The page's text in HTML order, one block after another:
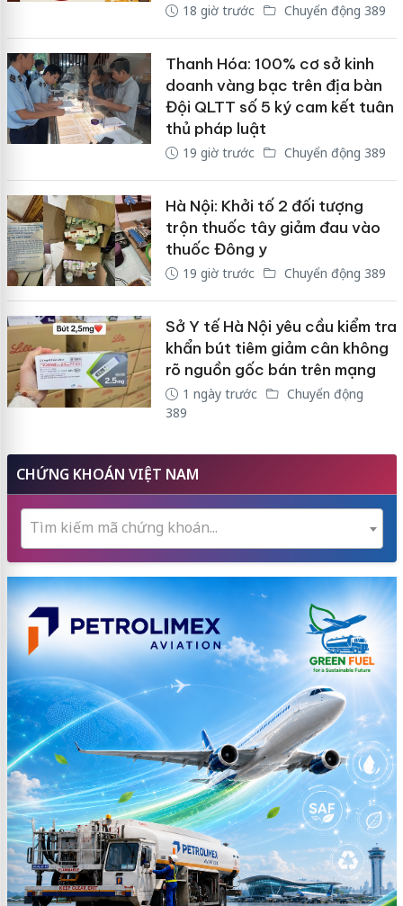
18 giờ trước Chuyển động 389
Thanh Hóa: 100% cơ sở kinh
doanh vàng bạc trên địa bàn
Đội QLTT số 5 ký cam kết tuân
thủ pháp luật
19 giờ trước Chuyển động 389
Hà Nội: Khởi tố 2 đối tượng
trộn thuốc tây giảm đau vào
thuốc Đông y
19 giờ trước Chuyển động 389
Sở Y tế Hà Nội yêu cầu kiểm tra
khẩn bút tiêm giảm cân không
rõ nguồn gốc bán trên mạng
1 ngày trước
Chuyển động
389
CHỨNG KHOÁN VIỆT NAM
Tìm kiếm mã chứng khoán...